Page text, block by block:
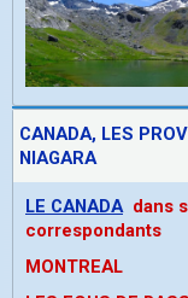
CANADA, LES
NIAGARA
LE CANADA dans
correspondants
MONTREAL